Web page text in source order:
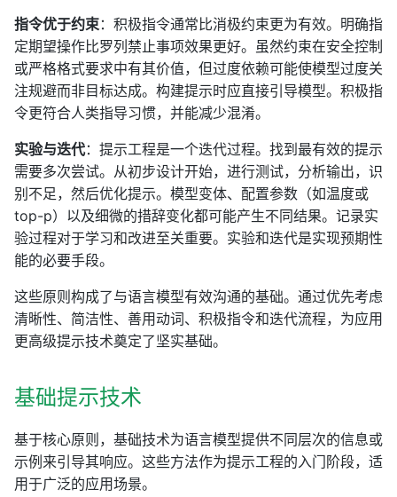
指令优于约束：积极指令通常比消极约束更为有效。明确指
定期望操作比罗列禁止事项效果更好。虽然约束在安全控制
或严格格式要求中有其价值，但过度依赖可能使模型过度关
注规避而非目标达成。构建提示时应直接引导模型。积极指
令更符合人类指导习惯，并能减少混淆。
实验与迭代：提示工程是一个迭代过程。找到最有效的提示
需要多次尝试。从初步设计开始，进行测试，分析输出，识
别不足，然后优化提示。模型变体、配置参数（如温度或
top-p）以及细微的措辞变化都可能产生不同结果。记录实
验过程对于学习和改进至关重要。实验和迭代是实现预期性
能的必要手段。
这些原则构成了与语言模型有效沟通的基础。通过优先考虑
清晰性、简洁性、善用动词、积极指令和迭代流程，为应用
更高级提示技术奠定了坚实基础。
基础提示技术
基于核心原则，基础技术为语言模型提供不同层次的信息或
示例来引导其响应。这些方法作为提示工程的入门阶段，适
用于广泛的应用场景。